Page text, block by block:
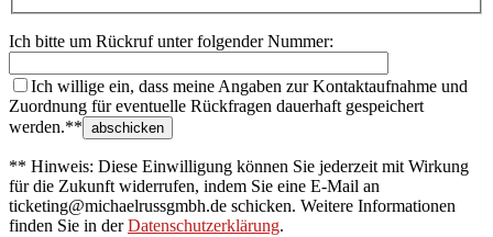
Ich bitte um Rückruf unter folgender Nummer:
Ich willige ein, dass meine Angaben zur Kontaktaufnahme und
Zuordnung für eventuelle Rückfragen dauerhaft gespeichert
werden.**
** Hinweis: Diese Einwilligung können Sie jederzeit mit Wirkung
für die Zukunft widerrufen, indem Sie eine E-Mail an
ticketing@michaelrussgmbh.de schicken. Weitere Informationen
finden Sie in derDatenschutzerklärung.